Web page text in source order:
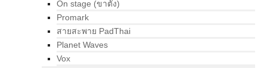
On stage (ขาตั้ง)
Promark
สายสะพาย PadThai
Planet Waves
Vox